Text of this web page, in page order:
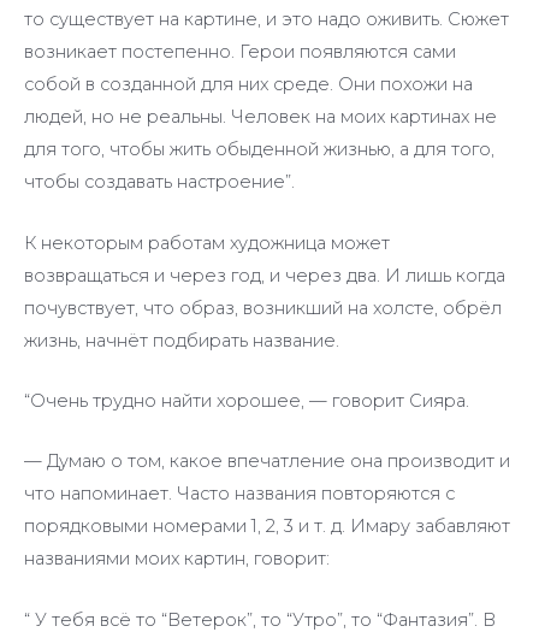
то существует на картине, и это надо оживить. Сюжет
возникает постепенно. Герои появляются сами
собой в созданной для них среде. Они похожи на
людей, но не реальны. Человек на моих картинах не
для того, чтобы жить обыденной жизнью, а для того,
чтобы создавать настроение”.
К некоторым работам художница может
возвращаться и через год, и через два. И лишь когда
почувствует, что образ, возникший на холсте, обрёл
жизнь, начнёт подбирать название.
“Очень трудно найти хорошее, — говорит Сияра.
— Думаю о том, какое впечатление она производит и
что напоминает. Часто названия повторяются с
порядковыми номерами 1, 2, 3 и т. д. Имару забавляют
названиями моих картин, говорит:
“ У тебя всё то “Ветерок”, то “Утро”, то “Фантазия”. В